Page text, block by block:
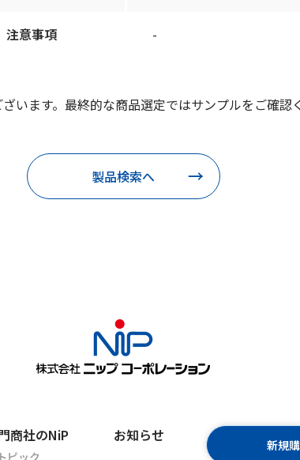
注意事項 -
ます。最終的な商品選定ではサンプルをご確認
製品検索へ
商社のNiP
ピック
お知らせ
新規